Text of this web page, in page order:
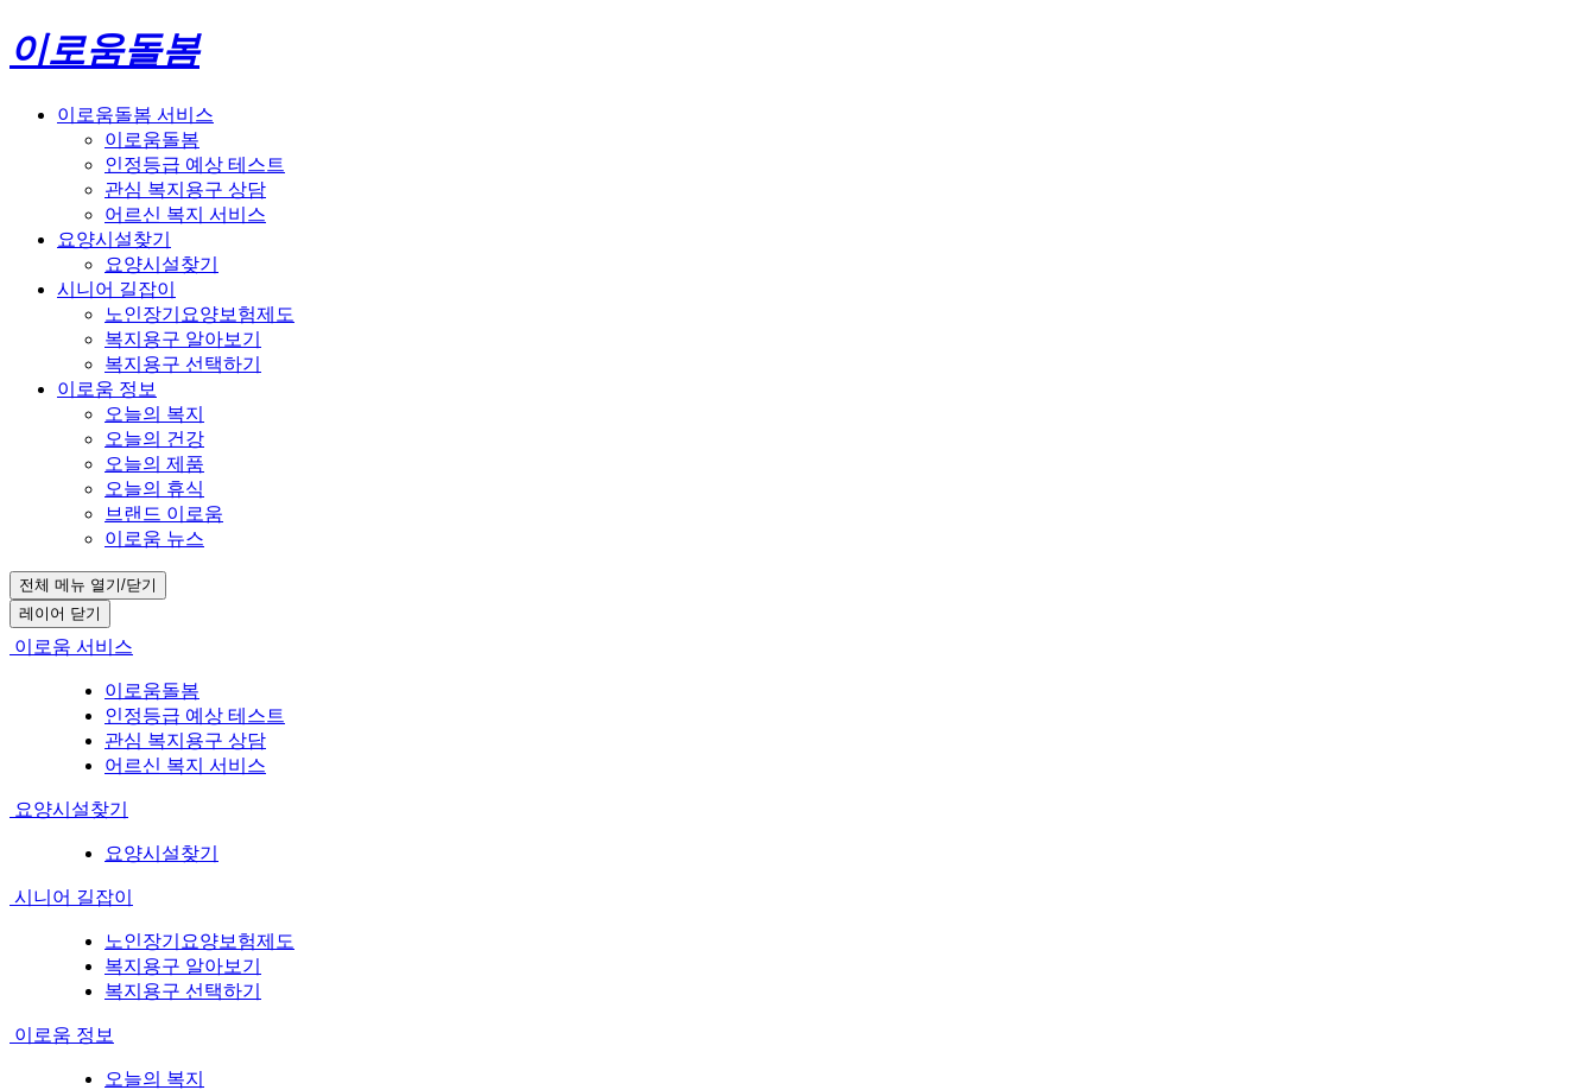
이로움돌봄
이로움돌봄 서비스
이로움돌봄
인정등급 예상 테스트
관심 복지용구 상담
어르신 복지 서비스
요양시설찾기
요양시설찾기
시니어 길잡이
노인장기요양보험제도
복지용구 알아보기
복지용구 선택하기
이로움 정보
오늘의 복지
오늘의 건강
오늘의 제품
오늘의 휴식
브랜드 이로움
이로움 뉴스
전체 메뉴 열기/닫기
레이어 닫기
이로움 서비스
이로움돌봄
인정등급 예상 테스트
관심 복지용구 상담
어르신 복지 서비스
요양시설찾기
요양시설찾기
시니어 길잡이
노인장기요양보험제도
복지용구 알아보기
복지용구 선택하기
이로움 정보
오늘의 복지